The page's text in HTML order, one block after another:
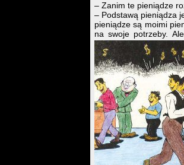
– Zanim te pieniądze
– Podstawą pieniądza
pieniądze są moimi
na swoje potrzeby.